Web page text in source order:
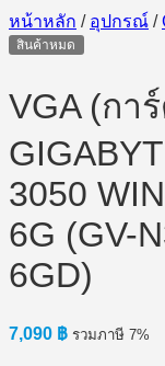
หน้าหลัก / อุปกรณ์ /
สินค้าหมด
VGA (กา
3050
6G (GV-
6GD)
7,090 ฿ รวมภาษี 7%